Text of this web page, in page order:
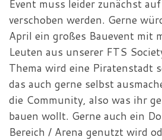
Event muss leider zunächst
verschoben werden. Gerne
April ein großes Bauevent mit
Leuten aus unserer FTS
Thema wird eine Piratenstadt
das auch gerne selbst
die Community, also was ihr
bauen wollt. Gerne auch ein
Bereich / Arena genutzt wird